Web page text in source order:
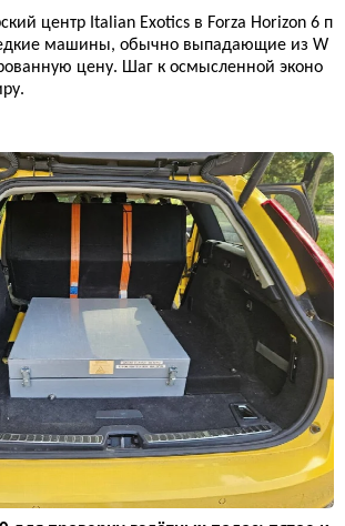
центр Italian Exotics в Forza Horizon 6 п
машины, обычно выпадающие из W
цену. Шаг к осмысленной эконо